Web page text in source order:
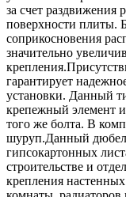
за счет раздвижения
поверхности плиты.
соприкосновения
значительно
гарантирует
установки. Данный
крепежный элемент
того же болта. В
шуруп.Данный
гипсокартонных
строительстве и
крепления